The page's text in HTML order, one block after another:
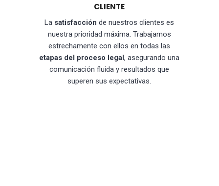
CLIENTE
La satisfacción de nuestros clientes es
nuestra prioridad máxima. Trabajamos
estrechamente con ellos en todas las
etapas del proceso legal, asegurando una
comunicación fluida y resultados que
superen sus expectativas.